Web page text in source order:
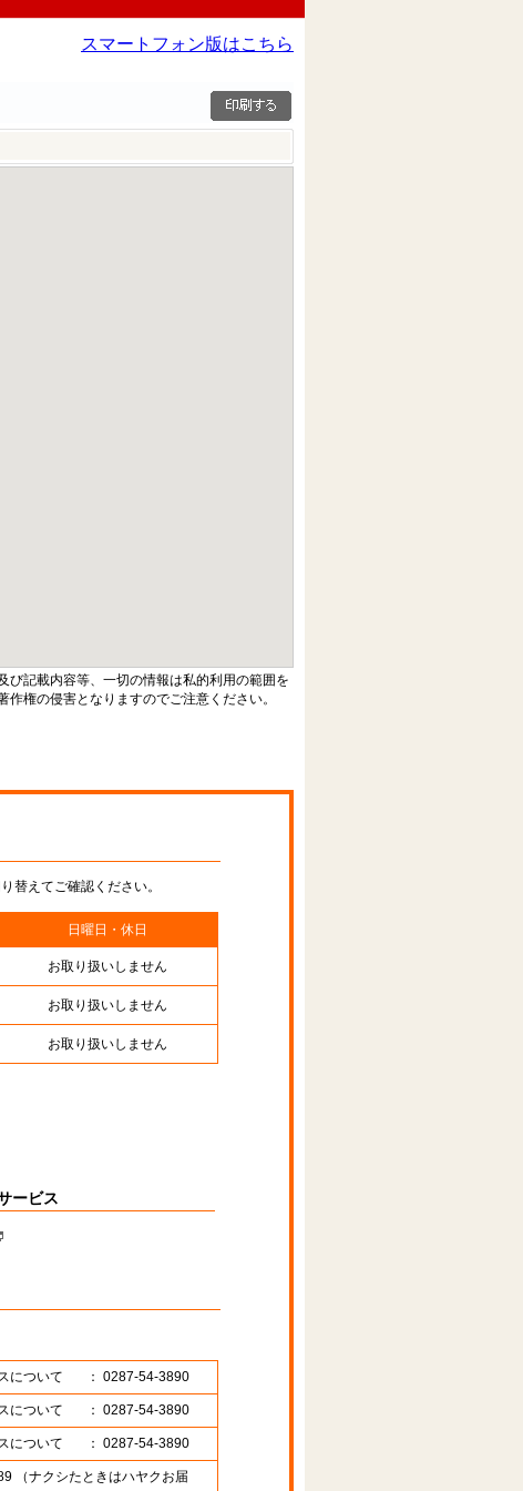
スマートフォン版はこちら
び記載内容等、一切の情報は私的利用の範囲を
権の侵害となりますのでご注意ください。
替えてご確認ください。
日曜日・休日
お取り扱いしません
お取り扱いしません
お取り扱いしません
ービス
について ： 0287-54-3890
について ： 0287-54-3890
について ： 0287-54-3890
（ナクシたときはハヤクお届